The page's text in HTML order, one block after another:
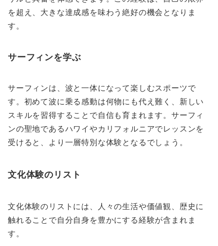
を超え、大きな達成感を味わう絶好の機会となりま
す。
サーフィンを学ぶ
サーフィンは、波と一体になって楽しむスポーツで
す。初めて波に乗る感動は何物にも代え難く、新しい
スキルを習得することで自信も育まれます。サーフィ
ンの聖地であるハワイやカリフォルニアでレッスンを
受けると、より一層特別な体験となるでしょう。
文化体験のリスト
文化体験のリストには、人々の生活や価値観、歴史に
触れることで自分自身を豊かにする経験が含まれま
す。